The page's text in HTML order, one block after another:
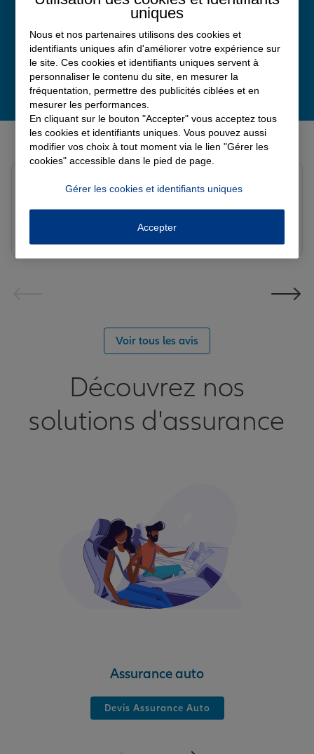
Derniers avis de nos agences Allianz
Note de 5 sur 5
Le 05/08/2026 - Agence FORT DE FRANCE
Voir tous les avis
Découvrez nos
solutions d'assurance
Assurance auto
Devis Assurance Auto
uniques
Nous et nos partenaires utilisons des cookies et
identifiants uniques afin d'améliorer votre expérience sur
le site. Ces cookies et identifiants uniques servent à
personnaliser le contenu du site, en mesurer la
fréquentation, permettre des publicités ciblées et en
mesurer les performances.
En cliquant sur le bouton "Accepter" vous acceptez tous
les cookies et identifiants uniques. Vous pouvez aussi
modifier vos choix à tout moment via le lien "Gérer les
cookies" accessible dans le pied de page.
Gérer les cookies et identifiants uniques
Accepter